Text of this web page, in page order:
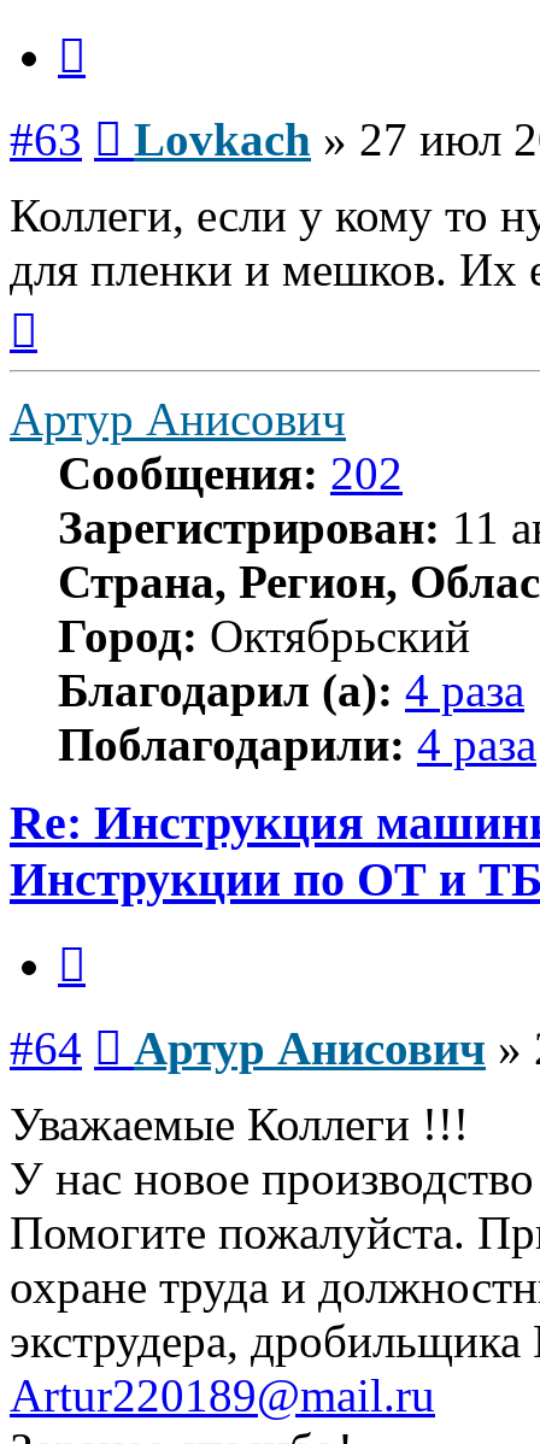
#63 Lovkach » 27 июл
Коллеги, если у кому то
для пленки и мешков. Их
началу
Артур Анисович
Сообщения: 202
Зарегистрирован: 11
Страна, Регион,
Город: Октябрьский
Благодарил (а): 4 раза
Поблагодарили: 4 раза
Re: Инструкция
Инструкции по ОТ и
#64 Артур Анисович »
Уважаемые Коллеги !!!
У нас новое
Помогите пожалуйста.
охране труда и
экструдера,
Artur220189@mail.ru